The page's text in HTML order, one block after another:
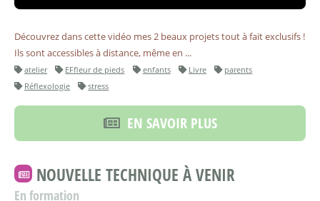
Découvrez dans cette vidéo mes 2 beaux projets tout à fait exclusifs !
Ils sont accessibles à distance, même en ...
atelier EFfleur de pieds enfants Livre
parents
Réflexologie
stress
EN SAVOIR PLUS
NOUVELLE TECHNIQUE À VENIR
En formation